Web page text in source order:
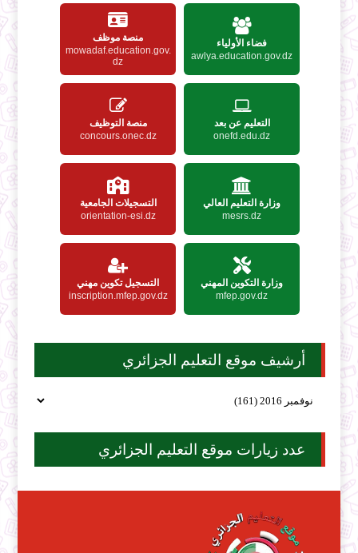
فضاء الأولياء
awlya.education.gov.dz
منصة موظف
mowadaf.education.gov.
dz
التعليم عن بعد
onefd.edu.dz
منصة التوظيف
concours.onec.dz
وزارة التعليم العالي
mesrs.dz
التسجيلات الجامعية
orientation-esi.dz
وزارة التكوين المهني
mfep.gov.dz
التسجيل تكوين مهني
inscription.mfep.gov.dz
أرشيف موقع التعليم الجزائري
عدد زيارات موقع التعليم الجزائري